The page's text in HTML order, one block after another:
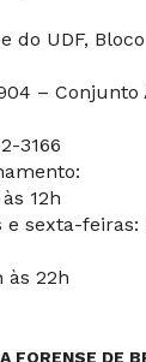
do UDF,
– Conjunto
3166
12h
sexta-feiras:
às 22h
FORENSE DE